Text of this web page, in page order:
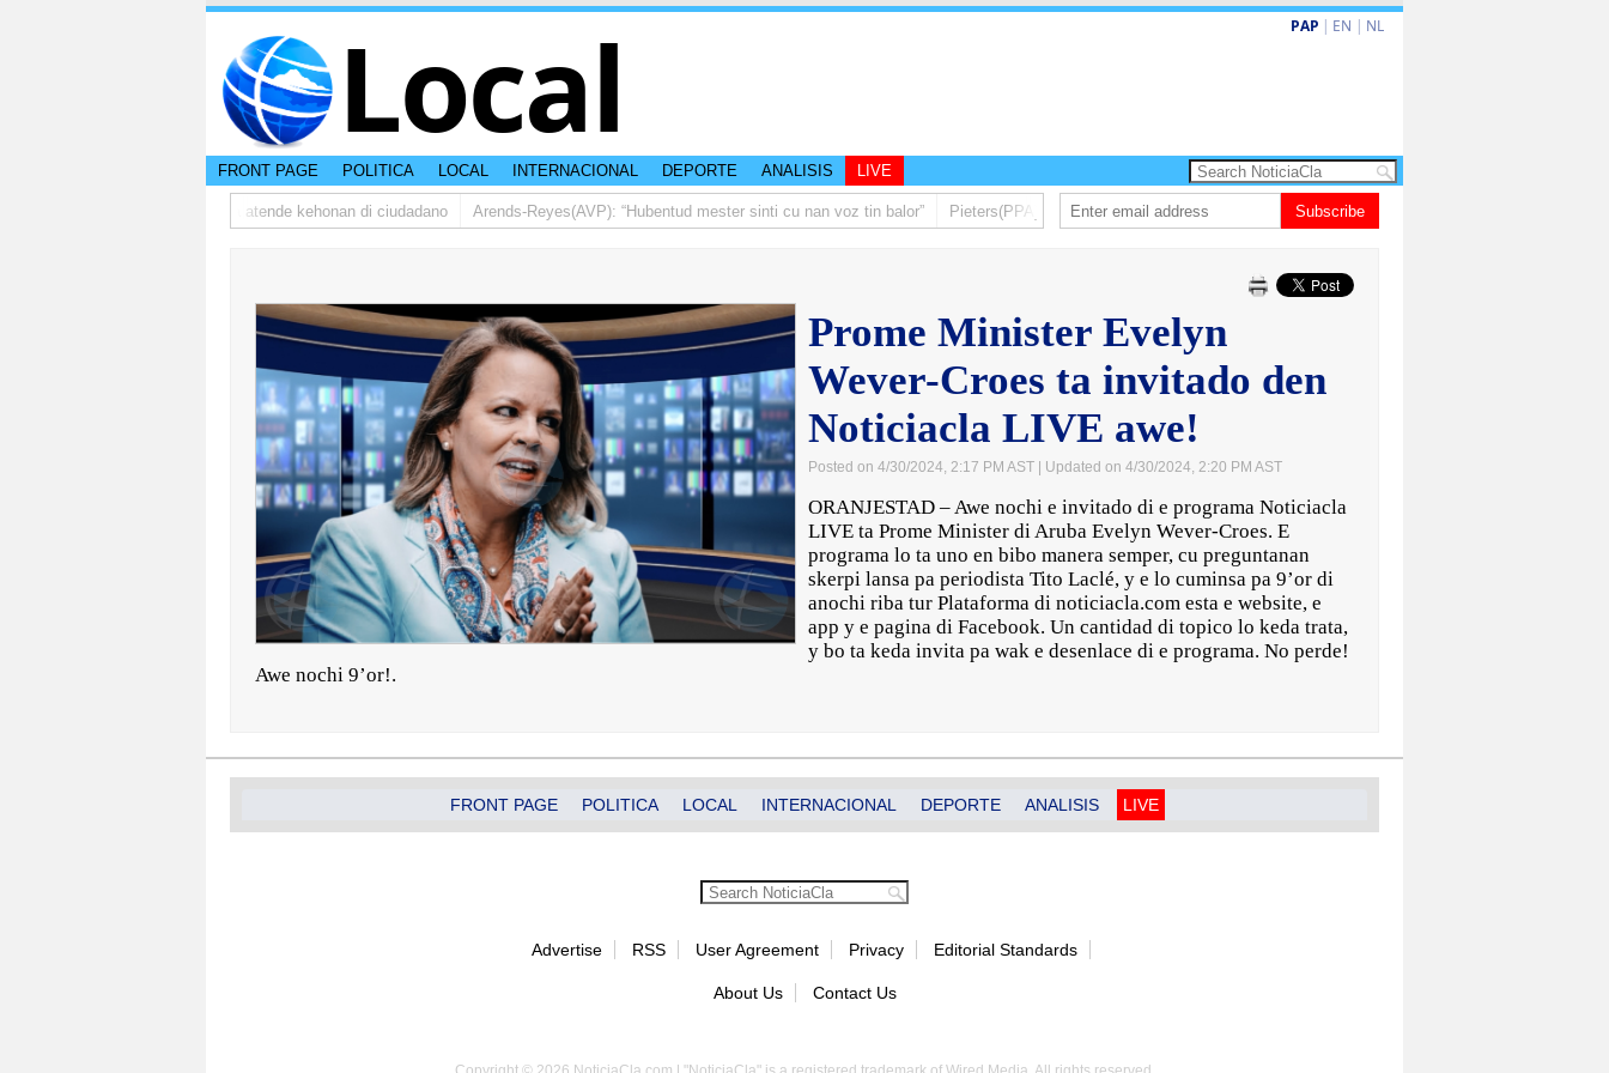
Local PAP | EN | NL
FRONT PAGE POLITICA LOCAL INTERNACIONAL DEPORTE ANALISIS LIVE
ta bishita barionan pa atende kehonan di ciudadano Arends-Reyes(AVP): “Hubentud mester sinti cu nan voz tin balor” Pieters(PPA): Mas di un aña despues, polis ainda sin bodycam
Subscribe
Prome Minister Evelyn
Wever-Croes ta invitado den
Noticiacla LIVE awe!
Posted on 4/30/2024, 2:17 PM AST | Updated on 4/30/2024, 2:20 PM AST
ORANJESTAD – Awe nochi e invitado di e programa Noticiacla
LIVE ta Prome Minister di Aruba Evelyn Wever-Croes. E
programa lo ta uno en bibo manera semper, cu preguntanan
skerpi lansa pa periodista Tito Laclé, y e lo cuminsa pa 9’or di
anochi riba tur Plataforma di noticiacla.com esta e website, e
app y e pagina di Facebook. Un cantidad di topico lo keda trata,
y bo ta keda invita pa wak e desenlace di e programa. No perde!
Awe nochi 9’or!.
FRONT PAGE POLITICA LOCAL INTERNACIONAL DEPORTE ANALISIS LIVE
Advertise RSS User Agreement Privacy Editorial Standards
About Us Contact Us